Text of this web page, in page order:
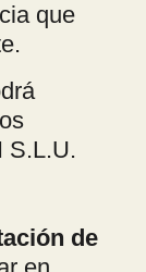
que
S.L.U.
de